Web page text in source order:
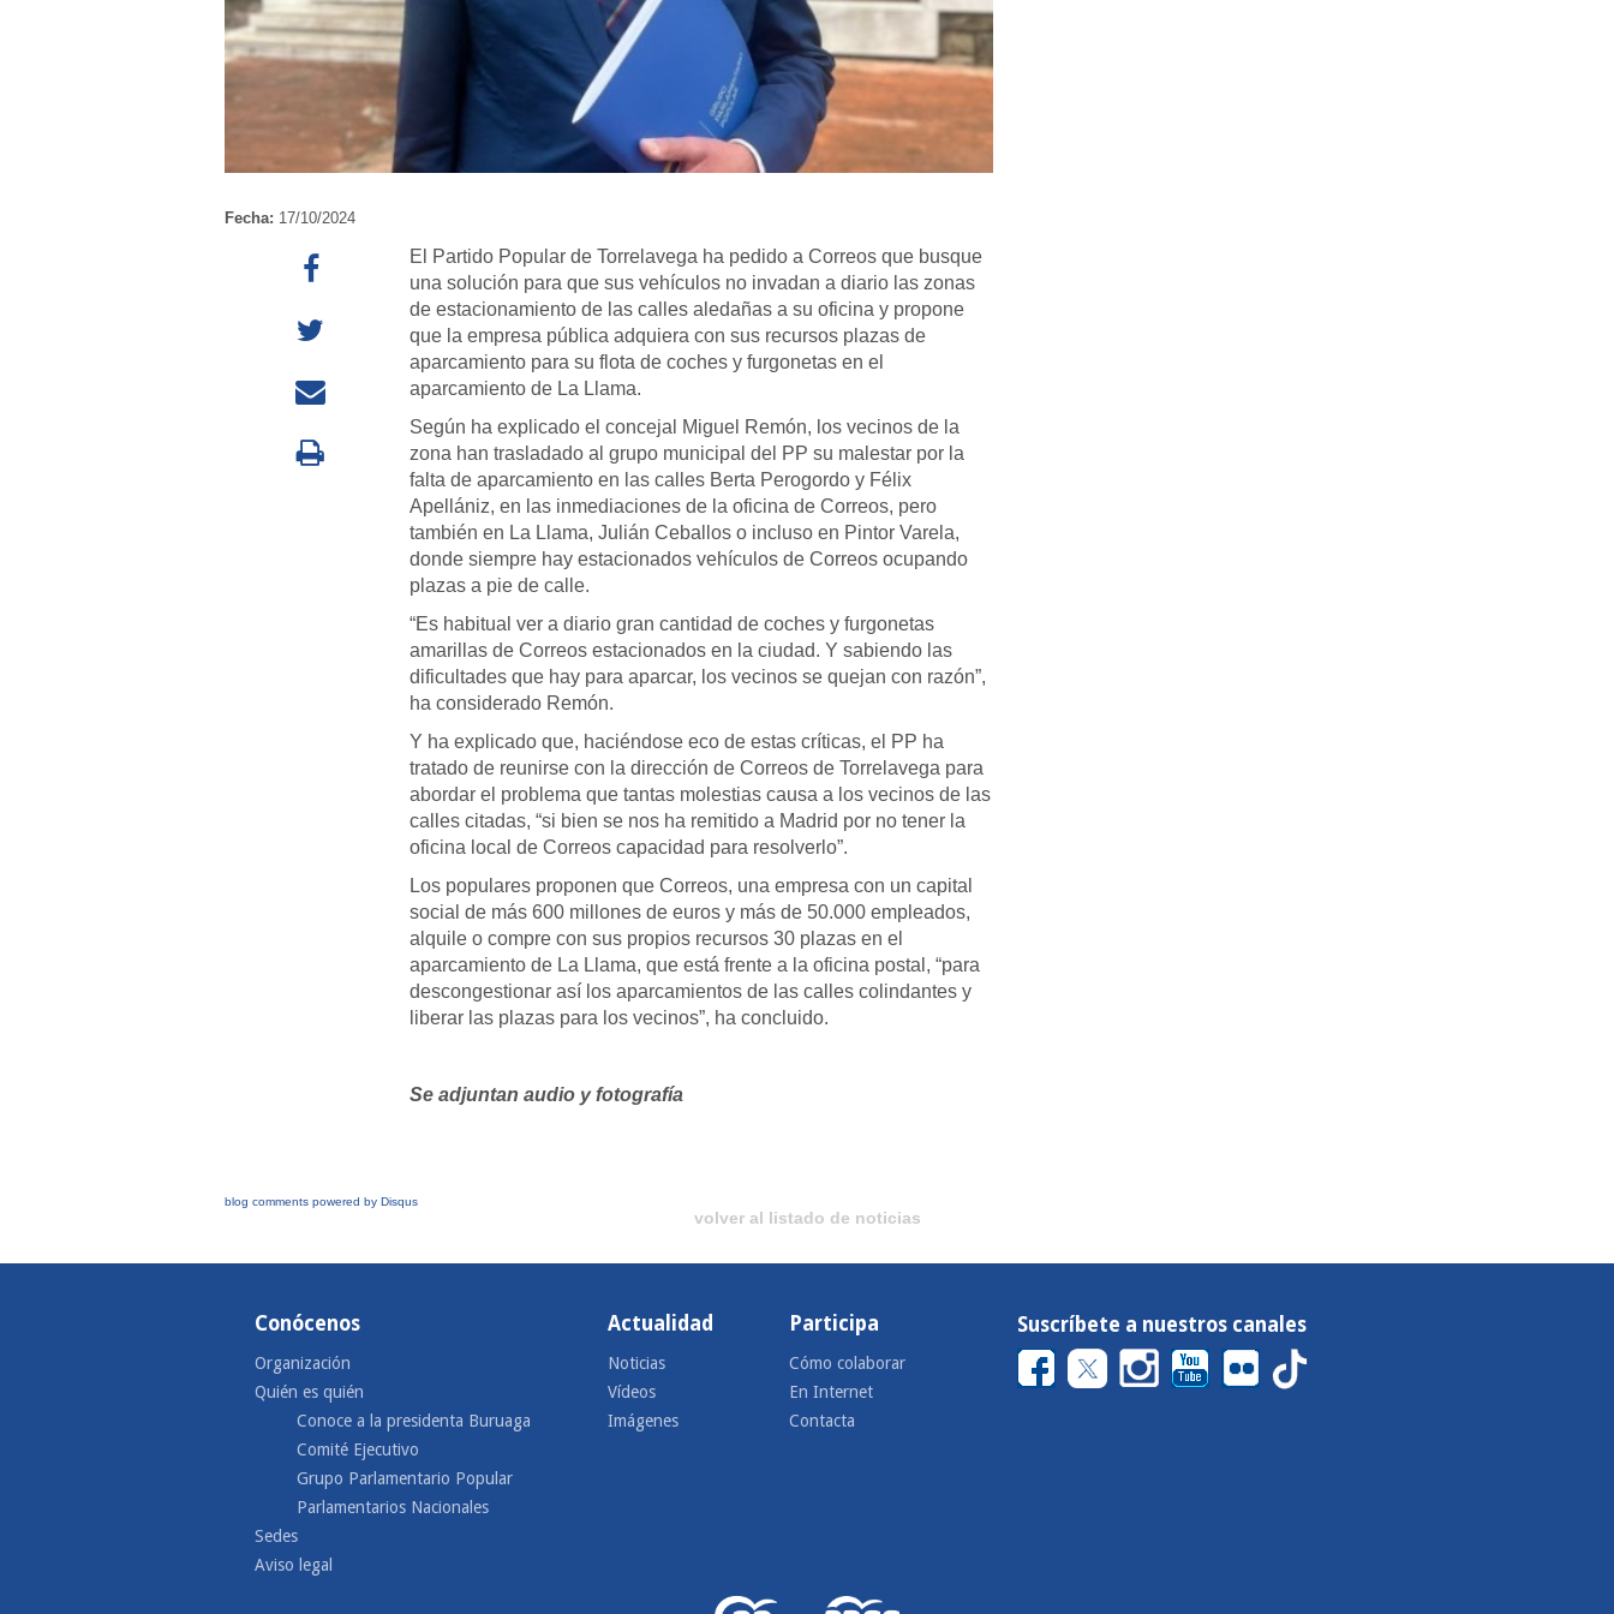
Fecha: 17/10/2024
El Partido Popular de Torrelavega ha pedido a Correos que busque
una solución para que sus vehículos no invadan a diario las zonas
de estacionamiento de las calles aledañas a su oficina y propone
que la empresa pública adquiera con sus recursos plazas de
aparcamiento para su flota de coches y furgonetas en el
aparcamiento de La Llama.
Según ha explicado el concejal Miguel Remón, los vecinos de la
zona han trasladado al grupo municipal del PP su malestar por la
falta de aparcamiento en las calles Berta Perogordo y Félix
Apellániz, en las inmediaciones de la oficina de Correos, pero
también en La Llama, Julián Ceballos o incluso en Pintor Varela,
donde siempre hay estacionados vehículos de Correos ocupando
plazas a pie de calle.
“Es habitual ver a diario gran cantidad de coches y furgonetas
amarillas de Correos estacionados en la ciudad. Y sabiendo las
dificultades que hay para aparcar, los vecinos se quejan con razón”,
ha considerado Remón.
Y ha explicado que, haciéndose eco de estas críticas, el PP ha
tratado de reunirse con la dirección de Correos de Torrelavega para
abordar el problema que tantas molestias causa a los vecinos de las
calles citadas, “si bien se nos ha remitido a Madrid por no tener la
oficina local de Correos capacidad para resolverlo”.
Los populares proponen que Correos, una empresa con un capital
social de más 600 millones de euros y más de 50.000 empleados,
alquile o compre con sus propios recursos 30 plazas en el
aparcamiento de La Llama, que está frente a la oficina postal, “para
descongestionar así los aparcamientos de las calles colindantes y
liberar las plazas para los vecinos”, ha concluido.
Se adjuntan audio y fotografía
blog comments powered by Disqus
volver al listado de noticias
Conócenos
Organización
Quién es quién
Conoce a la presidenta Buruaga
Comité Ejecutivo
Grupo Parlamentario Popular
Parlamentarios Nacionales
Sedes
Aviso legal
Actualidad
Noticias
Vídeos
Imágenes
Participa
Cómo colaborar
En Internet
Contacta
Suscríbete a nuestros canales